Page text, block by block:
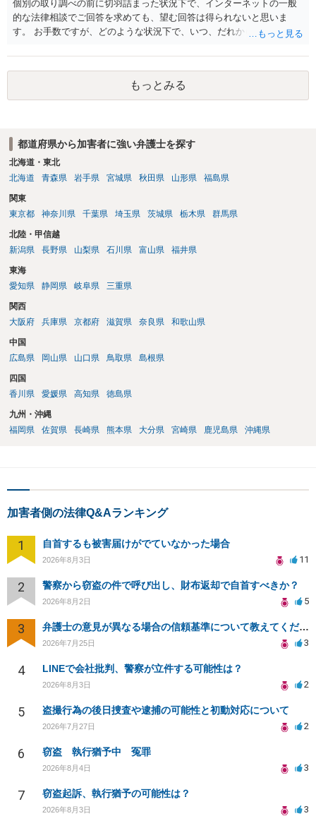
個別の取り調べの前に切羽詰まった状況下で、インターネットの一般
的な法律相談でご回答を求めても、望む回答は得られないと思いま
す。 お手数ですが、どのような状況下で、いつ、だれからどのような
の程度だと聞いているのかということについて、お近くで詳細な法律
相談を受けられたうえで対処方法を探された方がよいと思われます。
一般論でいえば、任意取り調べの場合、ＩＣレコーダーを持参して取
り調べ内容を録音することは必須だと考えます。
もっとみる
都道府県から加害者に強い弁護士を探す
北海道・東北
北海道
青森県 岩手県 宮城県 秋田県 山形県 福島県
関東
東京都
神奈川県 千葉県 埼玉県 茨城県 栃木県 群馬県
北陸・甲信越
新潟県
長野県 山梨県 石川県 富山県 福井県
東海
愛知県
静岡県 岐阜県 三重県
関西
大阪府
兵庫県 京都府 滋賀県 奈良県 和歌山県
中国
広島県
岡山県 山口県 鳥取県 島根県
四国
香川県
愛媛県 高知県 徳島県
九州・沖縄
福岡県
佐賀県 長崎県 熊本県 大分県 宮崎県 鹿児島県 沖縄県
加害者側の法律Q&Aランキング
1 自首するも被害届けがでていなかった場合
2026年8月3日 11
2 警察から窃盗の件で呼び出し、財布返却で自首すべきか？
2026年8月2日 5
3 弁護士の意見が異なる場合の信頼基準について教えてください
2026年7月25日 3
4 LINEで会社批判、警察が立件する可能性は？
2026年8月3日 2
5 盗撮行為の後日捜査や逮捕の可能性と初動対応について
2026年7月27日 2
6 窃盗 執行猶予中 冤罪
2026年8月4日 3
7 窃盗起訴、執行猶予の可能性は？
2026年8月3日 3